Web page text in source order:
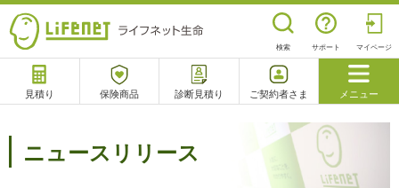
検索 サポート マイページ
見積り 保険商品 診断見積り ご契約者さま メニュー
ニュースリリース